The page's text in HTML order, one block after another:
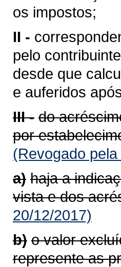
os impostos;
II -
pelo
desde que
e auferidos
III - do
por
(Revogado
a) haja a
vista e dos
20/12/2017)
b) o valor
represente as